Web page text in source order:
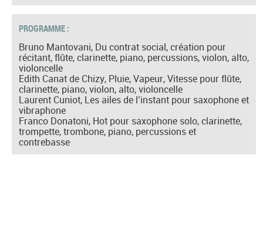
PROGRAMME :
Bruno Mantovani, Du contrat social, création pour
récitant, flûte, clarinette, piano, percussions, violon, alto,
violoncelle
Edith Canat de Chizy, Pluie, Vapeur, Vitesse pour flûte,
clarinette, piano, violon, alto, violoncelle
Laurent Cuniot, Les ailes de l’instant pour saxophone et
vibraphone
Franco Donatoni, Hot pour saxophone solo, clarinette,
trompette, trombone, piano, percussions et
contrebasse